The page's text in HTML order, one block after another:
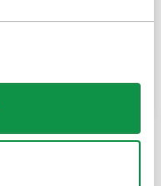
"את יודעת מה זה
"בערך". רוית נוגעת באף,